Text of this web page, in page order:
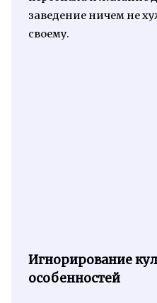
заведение ничем не
своему.
Игнорирование
особенностей